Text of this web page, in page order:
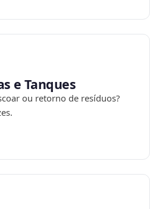
e Tanques
ou retorno de resíduos?